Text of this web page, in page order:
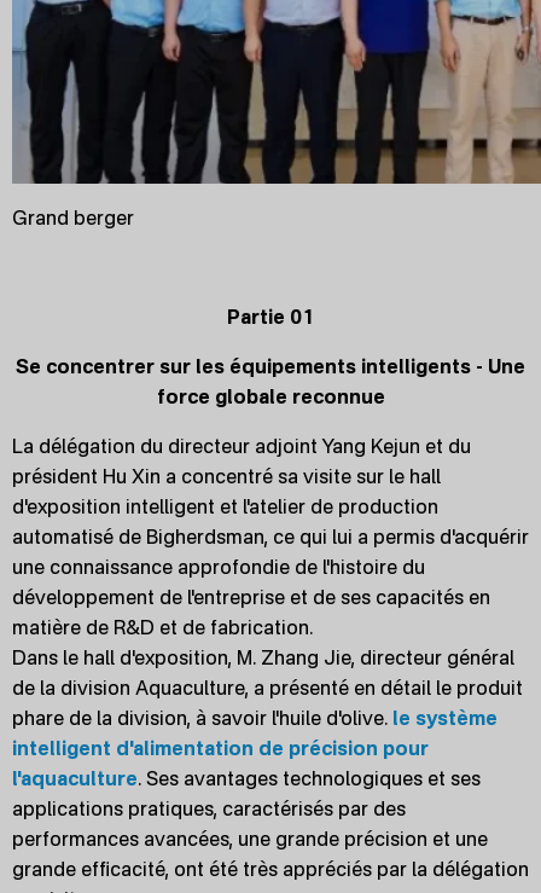
Grand berger
Partie 01
Se concentrer sur les équipements intelligents - Une
force globale reconnue
La délégation du directeur adjoint Yang Kejun et du
président Hu Xin a concentré sa visite sur le hall
d'exposition intelligent et l'atelier de production
automatisé de Bigherdsman, ce qui lui a permis d'acquérir
une connaissance approfondie de l'histoire du
développement de l'entreprise et de ses capacités en
matière de R&D et de fabrication.
Dans le hall d'exposition, M. Zhang Jie, directeur général
de la division Aquaculture, a présenté en détail le produit
phare de la division, à savoir l'huile d'olive. le système
intelligent d'alimentation de précision pour
l'aquaculture. Ses avantages technologiques et ses
applications pratiques, caractérisés par des
performances avancées, une grande précision et une
grande efficacité, ont été très appréciés par la délégation